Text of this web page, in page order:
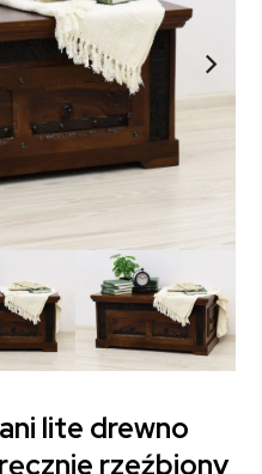
lite drewno
rzeźbiony